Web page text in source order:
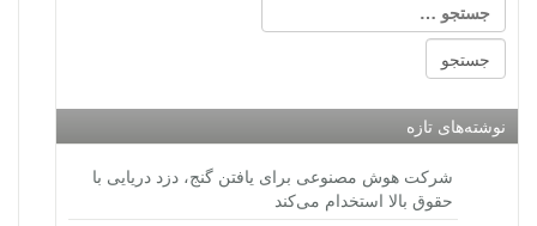
نوشته‌های تازه
شرکت هوش مصنوعی برای یافتن گنج، دزد دریایی با
حقوق بالا استخدام می‌کند